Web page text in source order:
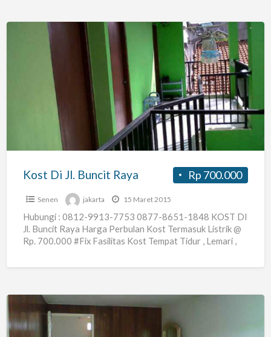
Rp 700.000
Kost Di Jl. Buncit Raya
Senen jakarta 15 Maret 2015
Hubungi : 0812-9913-7753 0877-8651-1848 KOST DI
Jl. Buncit Raya Harga Perbulan Kost Termasuk Listrik @
Rp. 700.000 #Fix Fasilitas Kost Tempat Tidur , Lemari ,
Kost